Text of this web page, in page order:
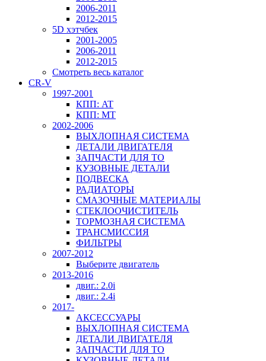
2006-2011
2012-2015
5D хэтчбек
2001-2005
2006-2011
2012-2015
Смотреть весь каталог
CR-V
1997-2001
КПП: AT
КПП: MT
2002-2006
ВЫХЛОПНАЯ СИСТЕМА
ДЕТАЛИ ДВИГАТЕЛЯ
ЗАПЧАСТИ ДЛЯ ТО
КУЗОВНЫЕ ДЕТАЛИ
ПОДВЕСКА
РАДИАТОРЫ
СМАЗОЧНЫЕ МАТЕРИАЛЫ
СТЕКЛООЧИСТИТЕЛЬ
ТОРМОЗНАЯ СИСТЕМА
ТРАНСМИССИЯ
ФИЛЬТРЫ
2007-2012
Выберите двигатель
2013-2016
двиг.: 2.0i
двиг.: 2.4i
2017-
АКСЕССУАРЫ
ВЫХЛОПНАЯ СИСТЕМА
ДЕТАЛИ ДВИГАТЕЛЯ
ЗАПЧАСТИ ДЛЯ ТО